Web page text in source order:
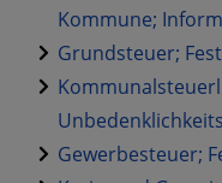
Kommune;
Grundsteuer;
Gewerbesteuer;